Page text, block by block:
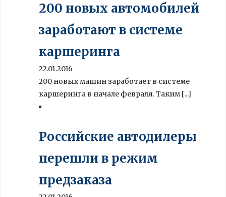
200 новых автомобилей
заработают в системе
каршеринга
22.01.2016
200 новых машин заработает в системе
каршеринга в начале февраля. Таким [...]
Российские автодилеры
перешли в режим
предзаказа